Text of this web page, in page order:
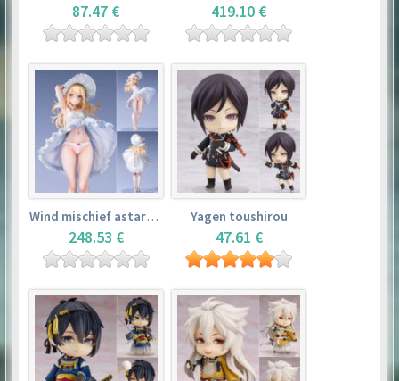
87.47 € 419.10 €
Wind mischief astarotte
248.53 €
Yagen toushirou
47.61 €